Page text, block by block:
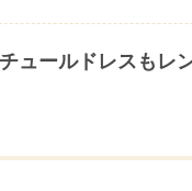
ュールドレスもレ